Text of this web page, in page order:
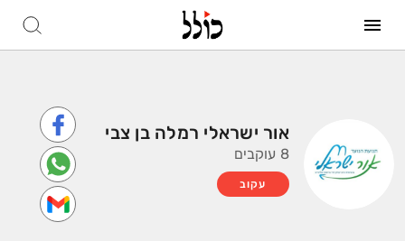
אור ישראלי רמלה בן צבי
8 עוקבים
עקוב